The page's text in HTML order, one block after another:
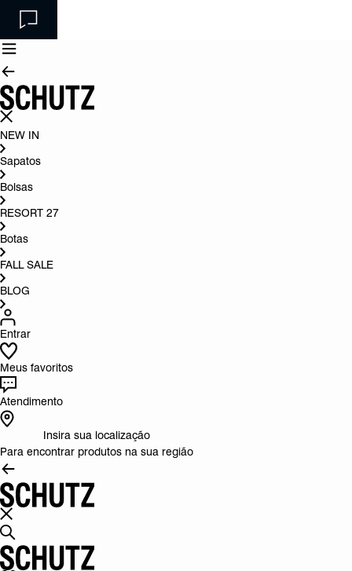
NEW IN
Sapatos
Bolsas
RESORT 27
Botas
FALL SALE
BLOG
Entrar
Meus favoritos
Atendimento
Insira sua localização
Para encontrar produtos na sua região